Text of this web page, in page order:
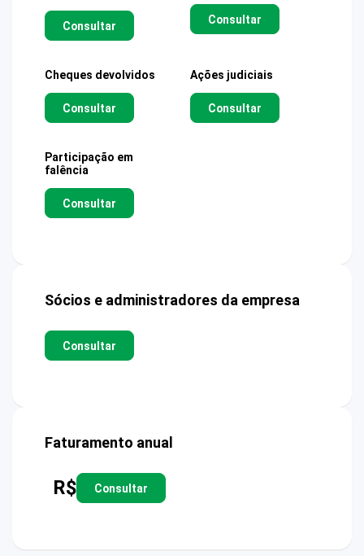
Consultar Consultar
Cheques devolvidos
Consultar
Ações judiciais
Consultar
Participação em
falência
Consultar
Sócios e administradores da empresa
Consultar
Faturamento anual
R$ Consultar